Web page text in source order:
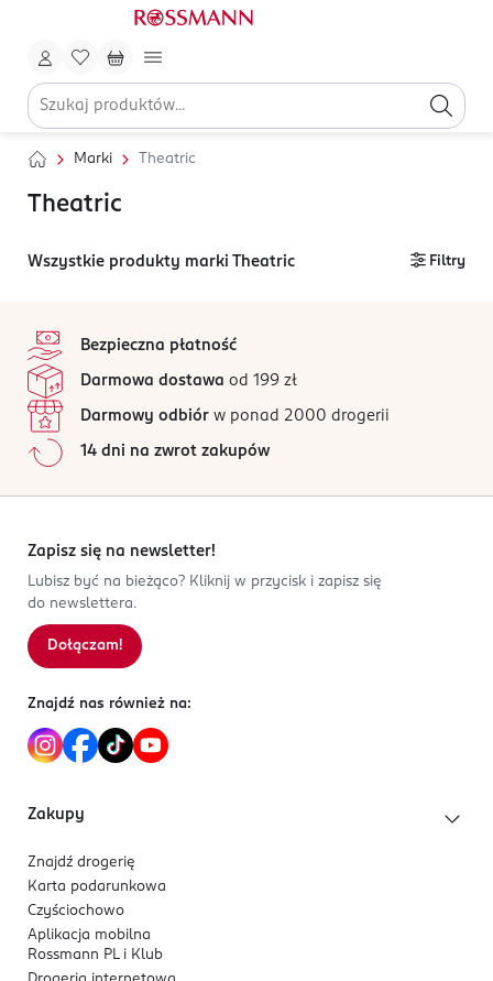
Marki Theatric
Theatric
Wszystkie produkty marki Theatric Filtry
Bezpieczna płatność
Darmowa dostawa od 199 zł
Darmowy odbiór w ponad 2000 drogerii
14 dni na zwrot zakupów
Zapisz się na newsletter!
Lubisz być na bieżąco? Kliknij w przycisk i zapisz się
do newslettera.
Dołączam!
Znajdź nas również na:
Zakupy
Znajdź drogerię
Karta podarunkowa
Czyściochowo
Aplikacja mobilna
Rossmann PL i Klub